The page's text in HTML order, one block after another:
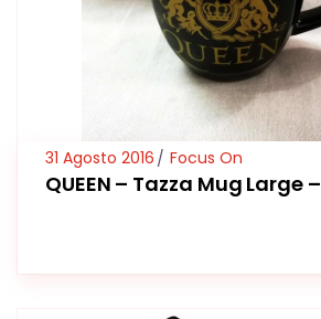
31 Agosto 2016 Focus On
QUEEN – Tazza Mug Large